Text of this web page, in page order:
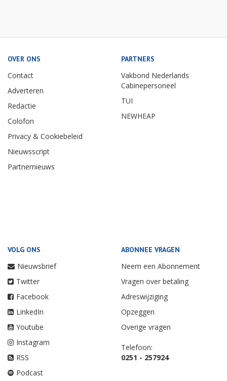
OVER ONS
Contact
Adverteren
Redactie
Colofon
Privacy & Cookiebeleid
Nieuwsscript
Partnernieuws
PARTNERS
Vakbond Nederlands
Cabinepersoneel
TUI
NEWHEAP
VOLG ONS
Nieuwsbrief
Twitter
Facebook
LinkedIn
Youtube
Instagram
RSS
Podcast
ABONNEE VRAGEN
Neem een Abonnement
Vragen over betaling
Adreswijziging
Opzeggen
Overige vragen
Telefoon:
0251 - 257924